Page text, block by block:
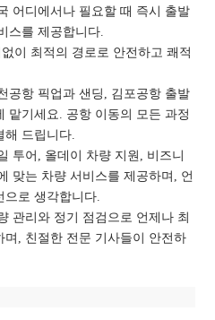
어디에서나 필요할 때 즉시 출발
스를 제공합니다.
이 최적의 경로로 안전하고 쾌적
공항 픽업과 샌딩, 김포공항 출발
맡기세요. 공항 이동의 모든 과정
드립니다.
투어, 올데이 차량 지원, 비즈니
맞는 차량 서비스를 제공하며, 언
로 생각합니다.
관리와 정기 점검으로 언제나 최
며, 친절한 전문 기사들이 안전하